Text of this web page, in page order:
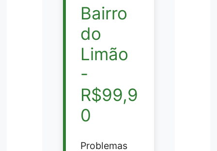
Bairro
do
Limão
-
R$99,9
0
Problemas